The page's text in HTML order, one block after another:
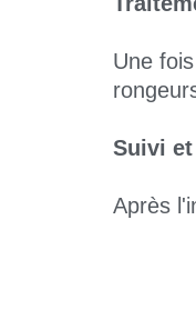
Une
Suivi
Après